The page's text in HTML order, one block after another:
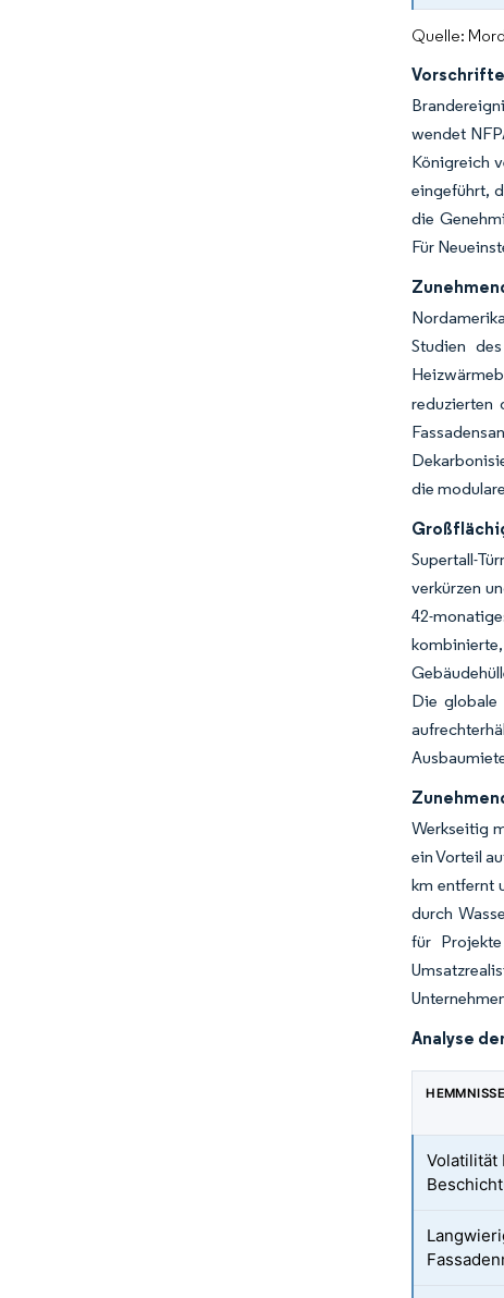
Quelle:
wendet
Königreich
eingeführt,
die
Für
Studien
reduzierten
die
Supertall-
verkürzen
42-
Die globale
Werkseitig
ein Vorteil
km entfernt
durch
für
Analyse
HEMMNISSE
Volatilität